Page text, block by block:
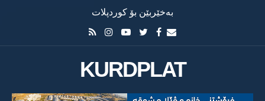
بەخێربێن بۆ کوردپلات
KURDPLAT